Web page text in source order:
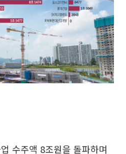
수주액 8조원을 돌파하며